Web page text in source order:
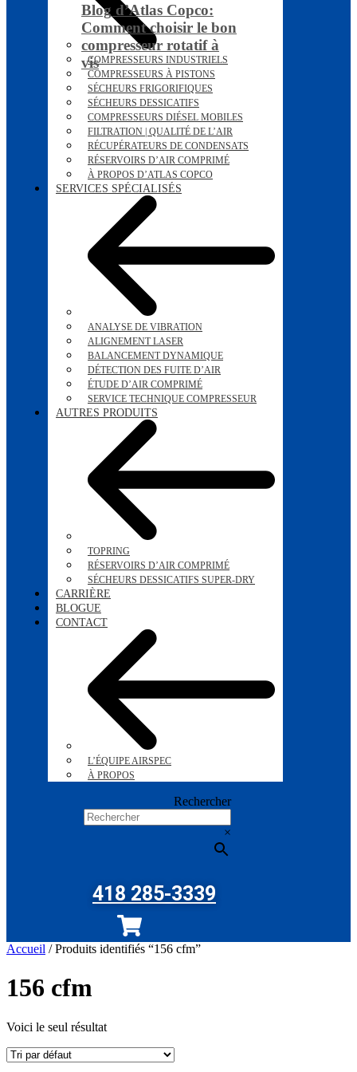
Blog d’Atlas Copco:
Comment choisir le bon
compresseur rotatif à
vis
COMPRESSEURS INDUSTRIELS
COMPRESSEURS À PISTONS
SÉCHEURS FRIGORIFIQUES
SÉCHEURS DESSICATIFS
COMPRESSEURS DIÉSEL MOBILES
FILTRATION | QUALITÉ DE L’AIR
RÉCUPÉRATEURS DE CONDENSATS
RÉSERVOIRS D’AIR COMPRIMÉ
À PROPOS D’ATLAS COPCO
SERVICES SPÉCIALISÉS
ANALYSE DE VIBRATION
ALIGNEMENT LASER
BALANCEMENT DYNAMIQUE
DÉTECTION DES FUITE D’AIR
ÉTUDE D’AIR COMPRIMÉ
SERVICE TECHNIQUE COMPRESSEUR
AUTRES PRODUITS
TOPRING
RÉSERVOIRS D’AIR COMPRIMÉ
SÉCHEURS DESSICATIFS SUPER-DRY
CARRIÈRE
BLOGUE
CONTACT
L’ÉQUIPE AIRSPEC
À PROPOS
Rechercher
×
418 285-3339
Accueil / Produits identifiés “156 cfm”
156 cfm
Voici le seul résultat